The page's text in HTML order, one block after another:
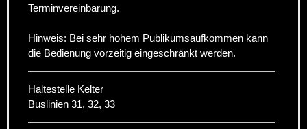
Terminvereinbarung.
Hinweis: Bei sehr hohem Publikumsaufkommen kann
die Bedienung vorzeitig eingeschränkt werden.
Haltestelle Kelter
Buslinien 31, 32, 33